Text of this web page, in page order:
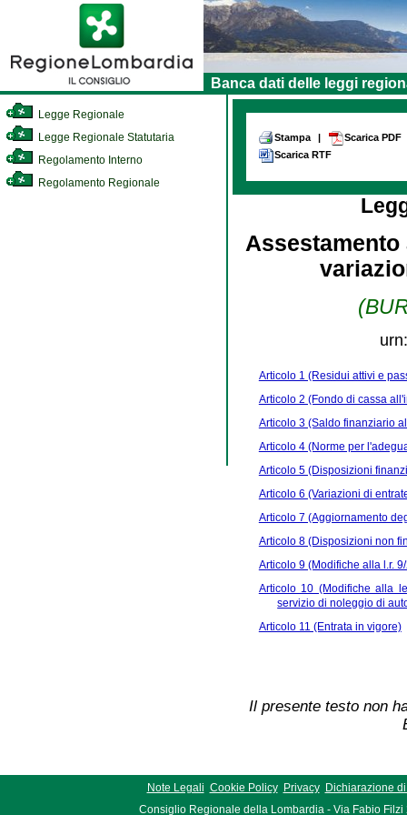
Banca dati delle leggi
Legge Regionale
Legge Regionale Statutaria
Regolamento Interno
Regolamento Regionale
Stampa |
Scarica PDF
Scarica RTF
Assestamento
Articolo 1 (Residui attivi e
Articolo 2 (Fondo di cassa
Articolo 3 (Saldo finanziario
Articolo 4 (Norme per
Articolo 5 (Disposizioni
Articolo 6 (Variazioni di
Articolo 7 (Aggiornamento
Articolo 8 (Disposizioni non
Articolo 9 (Modifiche alla l.r.
Articolo 10 (Modifiche alla
servizio di noleggio di
Articolo 11 (Entrata in vigore)
Il presente testo non
Note Legali Cookie Policy Privacy
Dichiarazione
Consiglio Regionale della Lombardia - Via Fabio Filzi